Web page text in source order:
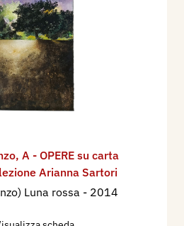
, A - OPERE su carta
Arianna Sartori
Luna rossa - 2014